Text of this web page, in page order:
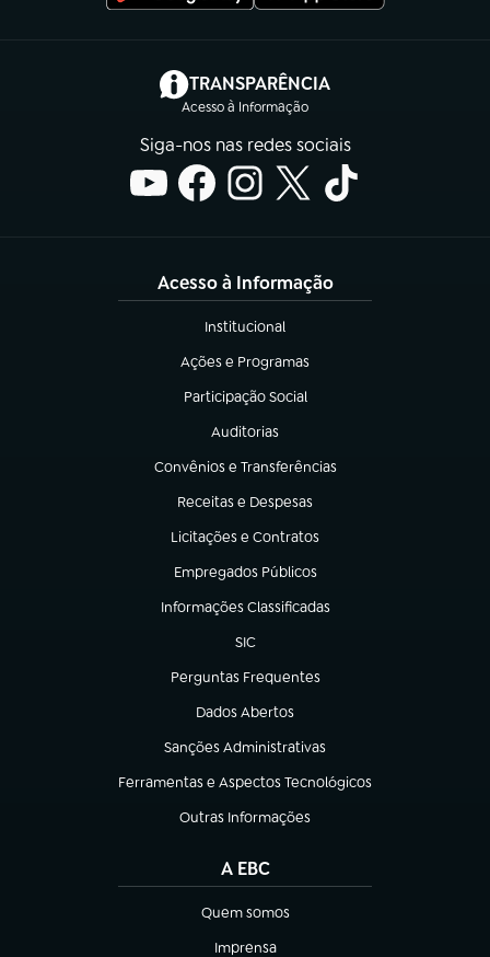
TRANSPARÊNCIA
Acesso à Informação
(abre em nova aba)
Siga-nos nas redes sociais
Acesso à Informação
Institucional
(abre em nova aba)
Ações e Programas
(abre em nova aba)
Participação Social
(abre em nova aba)
Auditorias
(abre em nova aba)
Convênios e Transferências
(abre em nova aba)
Receitas e Despesas
(abre em nova aba)
Licitações e Contratos
(abre em nova aba)
Empregados Públicos
(abre em nova aba)
Informações Classificadas
(abre em nova aba)
SIC
(abre em nova aba)
Perguntas Frequentes
(abre em nova aba)
Dados Abertos
(abre em nova aba)
Sanções Administrativas
(abre em nova aba)
Ferramentas e Aspectos Tecnológicos
(abre em nova aba)
Outras Informações
(abre em nova aba)
A EBC
Quem somos
(abre em nova aba)
Imprensa